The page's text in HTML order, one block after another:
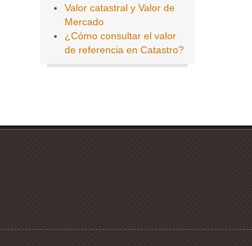
Valor catastral y Valor de
Mercado
¿Cómo consultar el valor
de referencia en Catastro?